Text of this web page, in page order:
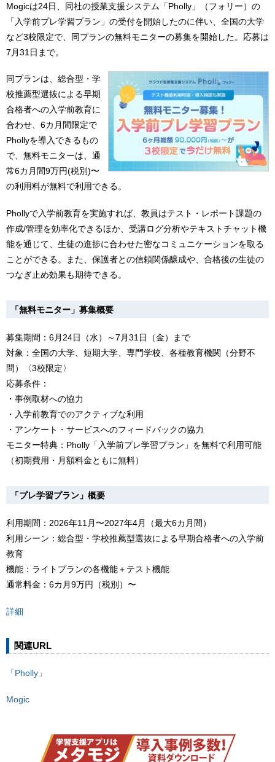
Mogicは24日、同社の授業支援システム「Pholly」（フォリー）の
「入学前プレ学習プラン」の受付を開始したのに伴い、全国の大学
など3校限定で、同プランの無料モニターの募集を開始した。応募は
7月31日まで。
同プランは、総合型・学
校推薦型選抜による早期
合格者への入学前教育に
合わせ、6カ月間限定で
Phollyを導入できるもの
で、無料モニターは、通
常6カ月間9万円(税別)〜
の利用料が無料で利用できる。
Phollyで入学前教育を実施すれば、教員はテスト・レポート課題の
作成/管理を効率化できるほか、受講ログ分析やテキストチャット機
能を通じて、生徒の進捗に合わせた密なコミュニケーションを取る
ことができる。また、保護者との信頼関係醸成や、合格後の生徒の
つなぎ止め効果も期待できる。
「無料モニター」募集概要
募集期間：6月24日（水）～7月31日（金）まで
対象：全国の大学、短期大学、専門学校、各種教育機関（分野不
問）〈3校限定〉
応募条件：
・事例取材への協力
・入学前教育でのアクティブな利用
・アンケート・サービスへのフィードバックの協力
モニター特典：Pholly「入学前プレ学習プラン」を無料で利用可能
（初期費用・月額料金ともに無料）
「プレ学習プラン」概要
利用期間：2026年11月〜2027年4月（最大6カ月間）
利用シーン：総合型・学校推薦型選抜による早期合格者への入学前
教育
機能：ライトプランの各機能＋テスト機能
通常料金：6カ月9万円（税別）〜
詳細
関連URL
「Pholly」
Mogic